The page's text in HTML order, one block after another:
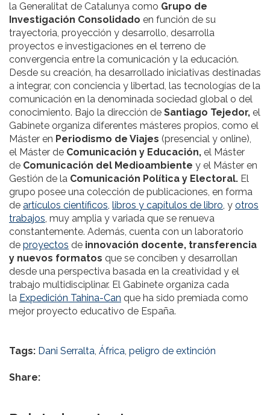
la Generalitat de Catalunya como Grupo de
Investigación Consolidado en función de su
trayectoria, proyección y desarrollo, desarrolla
proyectos e investigaciones en el terreno de
convergencia entre la comunicación y la educación.
Desde su creación, ha desarrollado iniciativas destinadas
a integrar, con conciencia y libertad, las tecnologías de la
comunicación en la denominada sociedad global o del
conocimiento. Bajo la dirección de Santiago Tejedor, el
Gabinete organiza diferentes másteres propios, como el
Máster en Periodismo de Viajes (presencial y online),
el Máster de Comunicación y Educación, el Máster
de Comunicación del Medioambiente y el Máster en
Gestión de la Comunicación Política y Electoral. El
grupo posee una colección de publicaciones, en forma
de artículos científicos, libros y capítulos de libro, y otros
trabajos, muy amplia y variada que se renueva
constantemente. Además, cuenta con un laboratorio
de proyectos de innovación docente, transferencia
y nuevos formatos que se conciben y desarrollan
desde una perspectiva basada en la creatividad y el
trabajo multidisciplinar. El Gabinete organiza cada
la Expedición Tahina-Can que ha sido premiada como
mejor proyecto educativo de España.
Tags: Dani Serralta, África, peligro de extinción
Share: